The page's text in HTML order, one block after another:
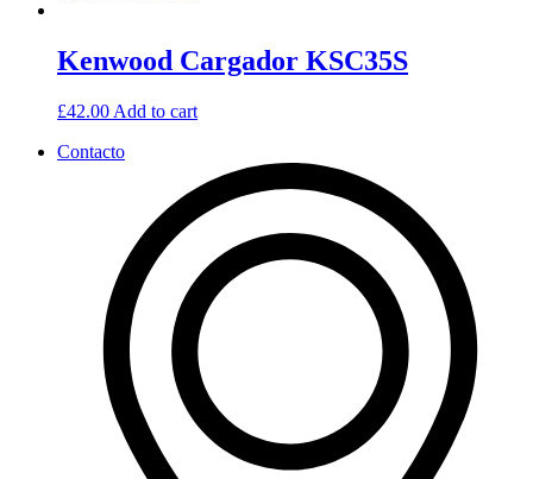
Kenwood Cargador KSC35S
£42.00 Add to cart
Contacto